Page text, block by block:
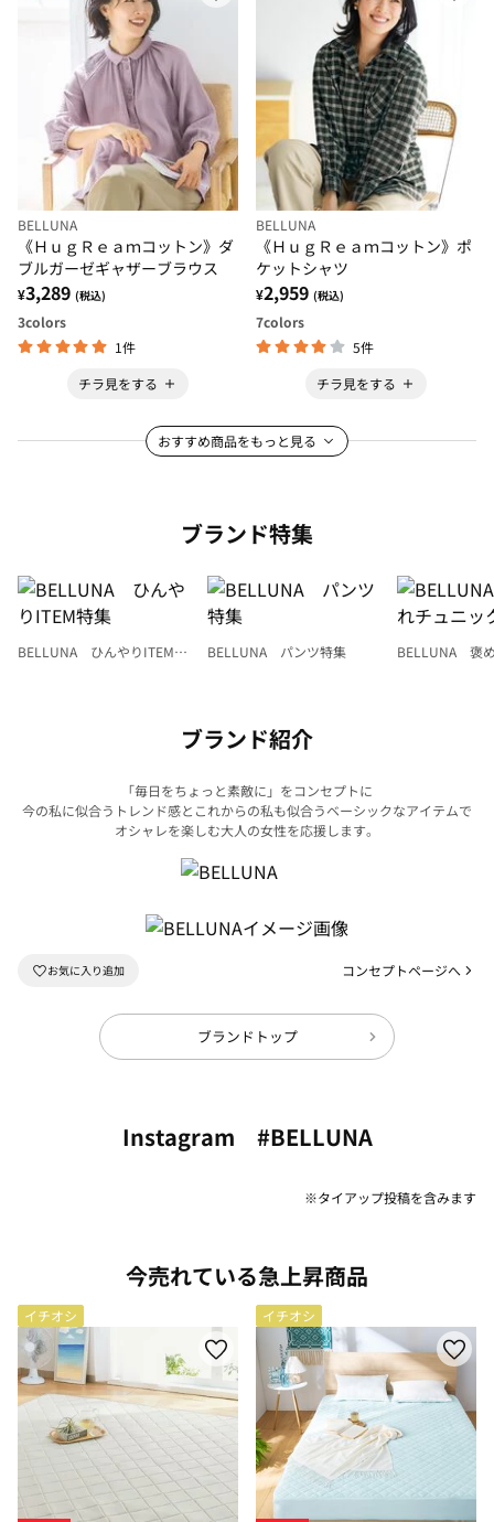
BELLUNA
《ＨｕｇＲｅａｍコットン》ダ
ブルガーゼギャザーブラウス
¥3,289 (税込)
3colors
1件
チラ見をする
BELLUNA
《ＨｕｇＲｅａｍコットン》ポ
ケットシャツ
¥2,959 (税込)
7colors
5件
チラ見をする
おすすめ商品をもっと見る
ブランド特集
BELLUNA ひんやりITEM特
BELLUNA パンツ特集
BELLUNA 褒
ブランド紹介
「毎日をちょっと素敵に」をコンセプトに
今の私に似合うトレンド感とこれからの私も似合うベーシックなアイテムで
オシャレを楽しむ大人の女性を応援します。
コンセプトページへ
ブランドトップ
Instagram #BELLUNA
※タイアップ投稿を含みます
今売れている急上昇商品
イチオシ イチオシ